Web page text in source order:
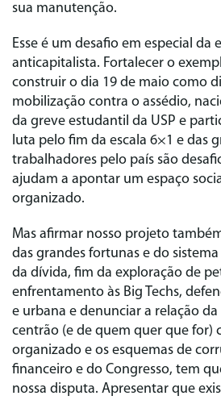
sua manutenção.
Esse é um desafio em especial da
anticapitalista. Fortalecer o
construir o dia 19 de maio como
mobilização contra o assédio,
da greve estudantil da USP e
luta pelo fim da escala 6×1 e das
trabalhadores pelo país são
ajudam a apontar um espaço
organizado.
Mas afirmar nosso projeto
das grandes fortunas e do
da dívida, fim da exploração de
enfrentamento às Big Techs,
e urbana e denunciar a relação
centrão (e de quem quer que for)
organizado e os esquemas de
financeiro e do Congresso, tem
nossa disputa. Apresentar que